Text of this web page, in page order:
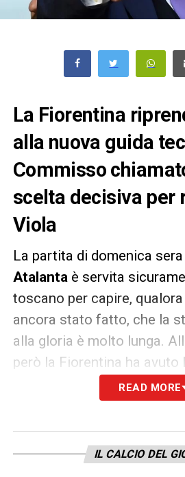
La Fiorentina
alla nuova guida
Commisso
scelta decisiva per
Viola
La partita di domenica
Atalanta è servita
toscano per capire,
ancora stato fatto, che la
alla gloria è molto lunga.
però la Fiorentina ha avuto
presa a schiaffi
realtà del nostro
L’ Atalanta di oggi è un po’
tempo, una squadra
READ MORE
IL CALCIO DEL